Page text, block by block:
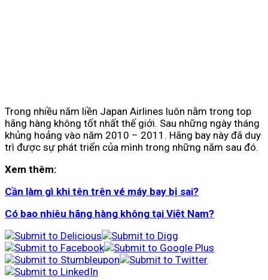
Trong nhiều năm liền Japan Airlines luôn nằm trong top
hãng hàng không tốt nhất thế giới. Sau những ngày tháng
khủng hoảng vào năm 2010 – 2011. Hãng bay này đã duy
trì được sự phát triển của mình trong những năm sau đó.
Xem thêm:
Cần làm gì khi tên trên vé máy bay bị sai?
Có bao nhiêu hãng hàng không tại Việt Nam?